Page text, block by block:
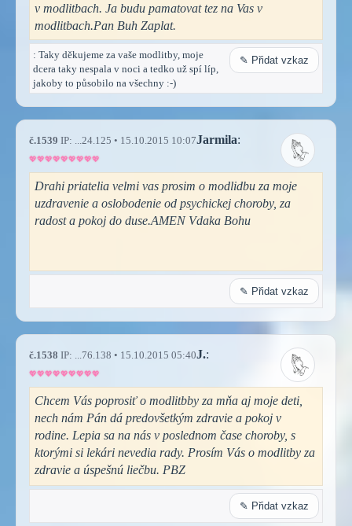
v modlitbach. Ja budu pamatovat tez na Vas v
modlitbach.Pan Buh Zaplat.
: Taky děkujeme za vaše modlitby, moje
dcera taky nespala v noci a tedko už spí líp,
jakoby to působilo na všechny :-)
✎ Přidat vzkaz
č.1539 IP: ...24.125 • 15.10.2015 10:07Jarmila:
Drahi priatelia velmi vas prosim o modlidbu za moje
uzdravenie a oslobodenie od psychickej choroby, za
radost a pokoj do duse.AMEN Vdaka Bohu
✎ Přidat vzkaz
č.1538 IP: ...76.138 • 15.10.2015 05:40J.:
Chcem Vás poprosiť o modlitbby za mňa aj moje deti,
nech nám Pán dá predovšetkým zdravie a pokoj v
rodine. Lepia sa na nás v poslednom čase choroby, s
ktorými si lekári nevedia rady. Prosím Vás o modlitby za
zdravie a úspešnú liečbu. PBZ
✎ Přidat vzkaz